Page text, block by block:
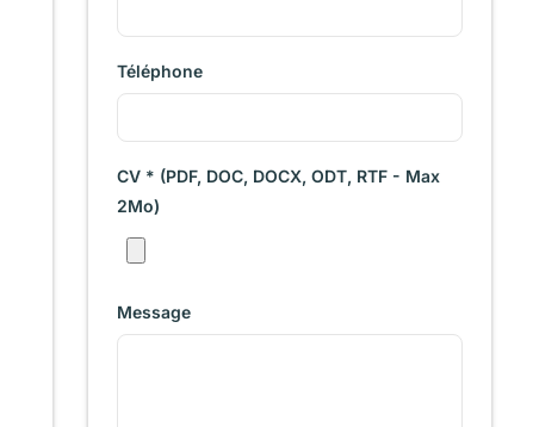
Téléphone
CV * (PDF, DOC, DOCX, ODT, RTF - Max
2Mo)
Message